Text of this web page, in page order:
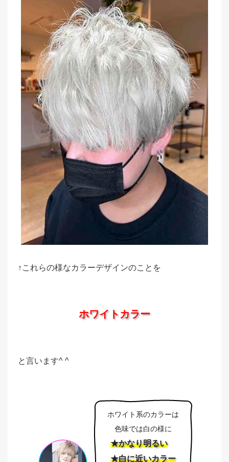
↑これらの様なカラーデザインのことを
ホワイトカラー
と言います^ ^
ホワイト系のカラーは
色味では白の様に
★かなり明るい
★白に近いカラー